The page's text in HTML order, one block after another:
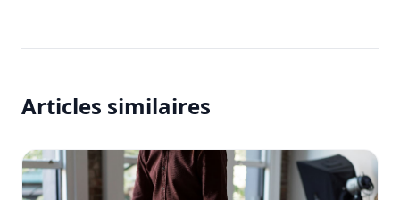
Articles similaires